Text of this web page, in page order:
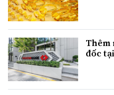
Thêm
đốc